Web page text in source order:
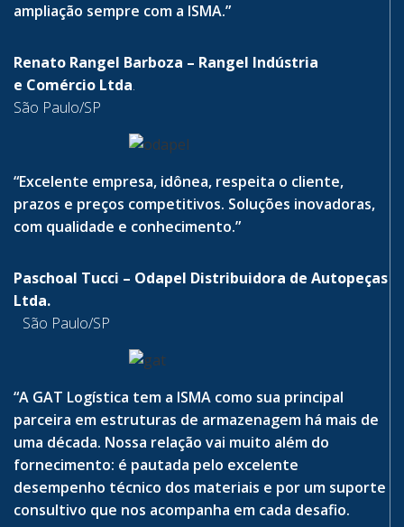
ampliação sempre com a ISMA.”
Renato Rangel Barboza – Rangel Indústria
e Comércio Ltda.
São Paulo/SP
“Excelente empresa, idônea, respeita o cliente,
prazos e preços competitivos. Soluções inovadoras,
com qualidade e conhecimento.”
Paschoal Tucci – Odapel Distribuidora de Autopeças
Ltda.
São Paulo/SP
“A GAT Logística tem a ISMA como sua principal
parceira em estruturas de armazenagem há mais de
uma década. Nossa relação vai muito além do
fornecimento: é pautada pelo excelente
desempenho técnico dos materiais e por um suporte
consultivo que nos acompanha em cada desafio.